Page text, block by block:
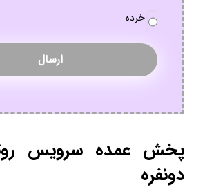
خرده
پخش عمده سرویس
دونفره